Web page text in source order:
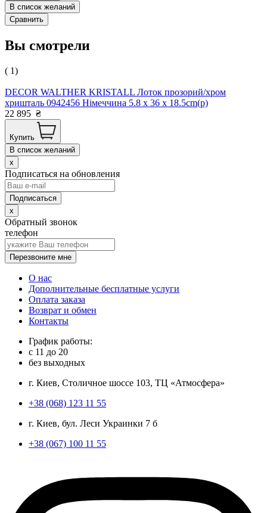
В список желаний
Сравнить
Вы смотрели
( 1)
DECOR WALTHER KRISTALL Лоток прозорий/хром
хришталь 0942456 Німеччина 5.8 x 36 x 18.5cm(р)
22 895 ₴
Купить
В список желаний
x
Подписаться на обновления
x
Обратный звонок
телефон
Перезвоните мне
О нас
Дополнительные бесплатные услуги
Оплата заказа
Возврат и обмен
Контакты
График работы:
с 11 до 20
без выходных
г. Киев, Столичное шоссе 103, ТЦ «Атмосфера»
+38 (068) 123 11 55
г. Киев, бул. Леси Украинки 7 б
+38 (067) 100 11 55